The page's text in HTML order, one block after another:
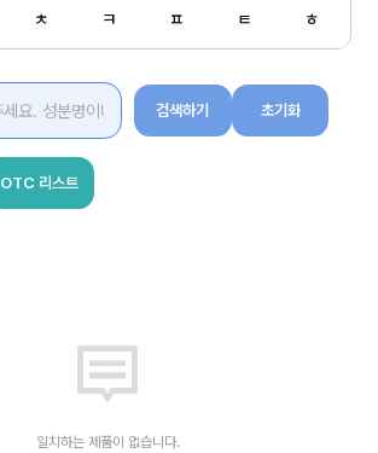
ㅊ ㅋ ㅍ ㅌ ㅎ
검색하기 초기화
OTC 리스트
일치하는 제품이 없습니다.